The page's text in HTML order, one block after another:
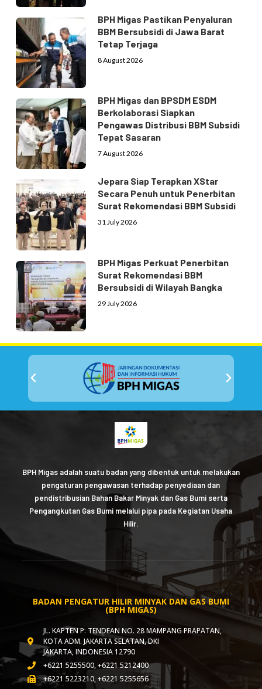
BPH Migas Pastikan Penyaluran
BBM Bersubsidi di Jawa Barat
Tetap Terjaga
8 August 2026
BPH Migas dan BPSDM ESDM
Berkolaborasi Siapkan
Pengawas Distribusi BBM Subsidi
Tepat Sasaran
7 August 2026
Jepara Siap Terapkan XStar
Secara Penuh untuk Penerbitan
Surat Rekomendasi BBM Subsidi
31 July 2026
BPH Migas Perkuat Penerbitan
Surat Rekomendasi BBM
Bersubsidi di Wilayah Bangka
29 July 2026
BPH Migas adalah suatu badan yang dibentuk untuk melakukan
pengaturan pengawasan terhadap penyediaan dan
pendistribusian Bahan Bakar Minyak dan Gas Bumi serta
Pengangkutan Gas Bumi melalui pipa pada Kegiatan Usaha
Hilir.
BADAN PENGATUR HILIR MINYAK DAN GAS BUMI
(BPH MIGAS)
JL. KAPTEN P. TENDEAN NO. 28 MAMPANG PRAPATAN,
KOTA ADM. JAKARTA SELATAN, DKI
JAKARTA, INDONESIA 12790
+6221 5255500, +6221 5212400
+6221 5223210, +6221 5255656